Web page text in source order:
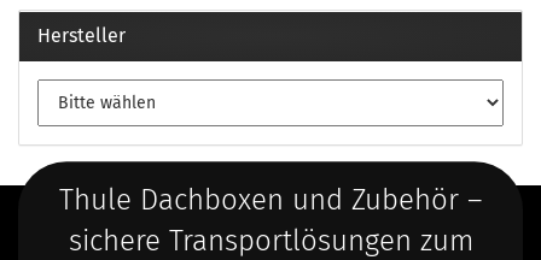
Hersteller
Thule Dachboxen und Zubehör –
sichere Transportlösungen zum